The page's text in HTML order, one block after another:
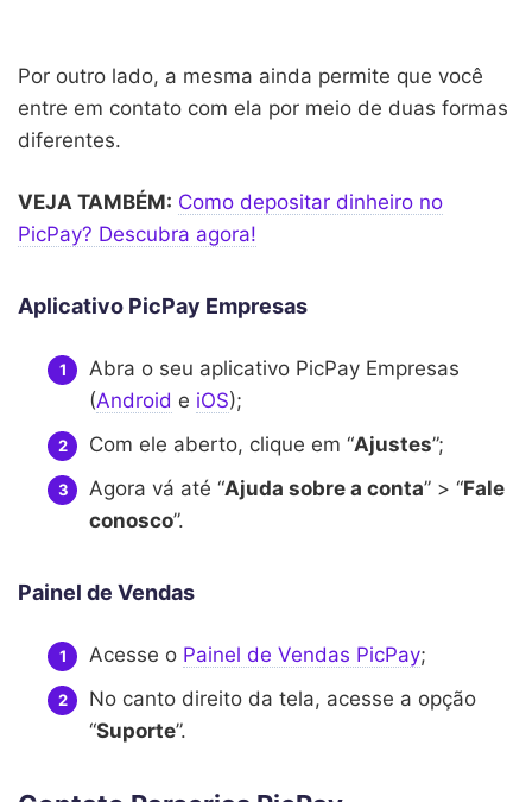
Por outro lado, a mesma ainda permite que você
entre em contato com ela por meio de duas formas
diferentes.
VEJA TAMBÉM: Como depositar dinheiro no
PicPay? Descubra agora!
Aplicativo PicPay Empresas
Abra o seu aplicativo PicPay Empresas
(Android e iOS);
Com ele aberto, clique em “Ajustes”;
Agora vá até “Ajuda sobre a conta” > “Fale
conosco”.
Painel de Vendas
Acesse o Painel de Vendas PicPay;
No canto direito da tela, acesse a opção
“Suporte”.